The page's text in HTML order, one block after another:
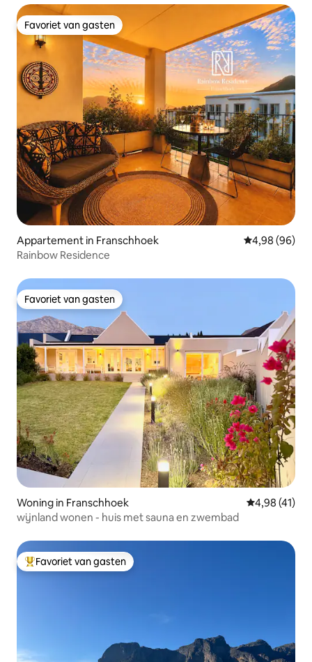
Favoriet van gasten
Favoriet van gasten
Appartement in Franschhoek Gemiddelde
4,98 (96)
Rainbow Residence
Favoriet van gasten
Favoriet van gasten
Woning in Franschhoek Gemiddelde
4,98 (41)
wijnland wonen - huis met sauna en zwembad
Topfavoriet van gasten
Favoriet van gasten